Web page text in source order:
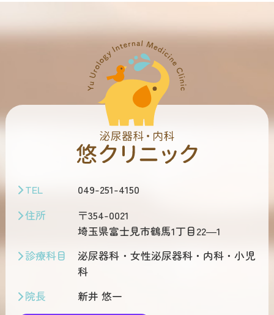
TEL
049-251-4150
住所
〒354-0021
埼玉県富士見市鶴馬1丁目22―1
診療科目
泌尿器科・女性泌尿器科・内科・小児
科
院長
新井 悠一